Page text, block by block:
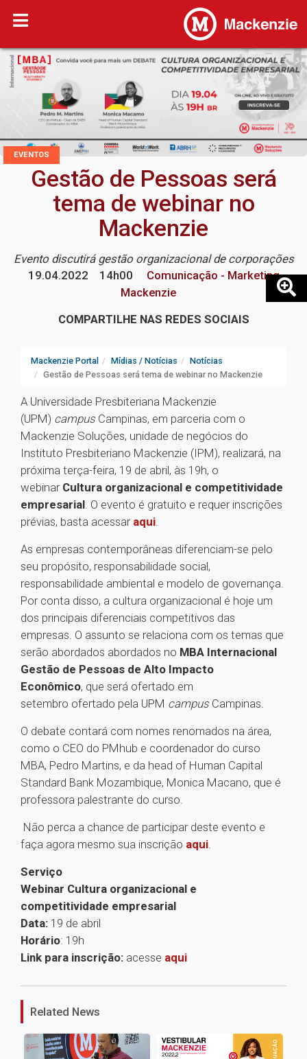
EVENTOS
Gestão de Pessoas será
tema de webinar no
Mackenzie
Evento discutirá gestão organizacional de corporações
19.04.2022
14h00
Comunicação - Marketing
Mackenzie
COMPARTILHE NAS REDES SOCIAIS
Mackenzie Portal Mídias / Notícias
Notícias
Gestão de Pessoas será tema de webinar no Mackenzie
A Universidade Presbiteriana Mackenzie
(UPM) campus Campinas, em parceria com o
Mackenzie Soluções, unidade de negócios do
Instituto Presbiteriano Mackenzie (IPM), realizará, na
próxima terça-feira, 19 de abril, às 19h, o
webinar Cultura organizacional e competitividade
empresarial. O evento é gratuito e requer inscrições
prévias, basta acessar aqui.
As empresas contemporâneas diferenciam-se pelo
seu propósito, responsabilidade social,
responsabilidade ambiental e modelo de governança.
Por conta disso, a cultura organizacional é hoje um
dos principais diferenciais competitivos das
empresas. O assunto se relaciona com os temas que
serão abordados abordados no MBA Internacional
Gestão de Pessoas de Alto Impacto
Econômico, que será ofertado em
setembro ofertado pela UPM campus Campinas.
O debate contará com nomes renomados na área,
como o CEO do PMhub e coordenador do curso
MBA, Pedro Martins, e da head of Human Capital
Standard Bank Mozambique, Monica Macano, que é
professora palestrante do curso.
Não perca a chance de participar deste evento e
faça agora mesmo sua inscrição aqui.
Serviço
Webinar Cultura organizacional e
competitividade empresarial
Data: 19 de abril
Horário: 19h
Link para inscrição: acesse aqui
1
Related News